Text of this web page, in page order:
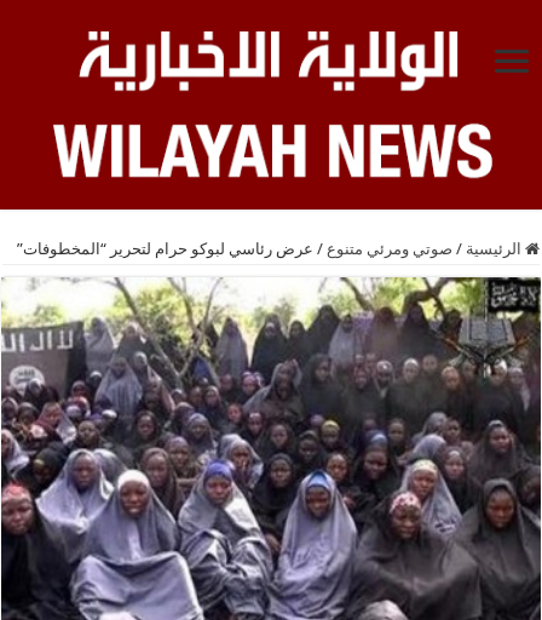
الرئيسية / صوتي ومرئي متنوع / عرض رئاسي لبوكو حرام لتحرير “المخطوفات”